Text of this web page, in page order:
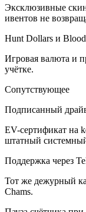
Эксклюзивные
ивентов не
Hunt Dollars и
Игровая валюта и
учётке.
Сопутствующее
Подписанный
EV-сертификат на
штатный
Поддержка через
Тот же дежурный
Chams.